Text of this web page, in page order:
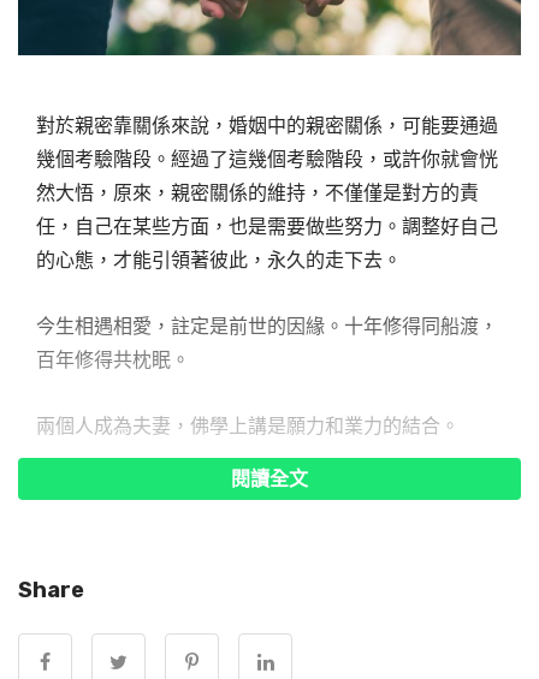
對於親密靠關係來說，婚姻中的親密關係，可能要通過
幾個考驗階段。經過了這幾個考驗階段，或許你就會恍
然大悟，原來，親密關係的維持，不僅僅是對方的責
任，自己在某些方面，也是需要做些努力。調整好自己
的心態，才能引領著彼此，永久的走下去。
今生相遇相愛，註定是前世的因緣。十年修得同船渡，
百年修得共枕眠。
兩個人成為夫妻，佛學上講是願力和業力的結合。
種種願力業力，經過幾生幾世之後，不管時空變換，不
閱讀全文
Share